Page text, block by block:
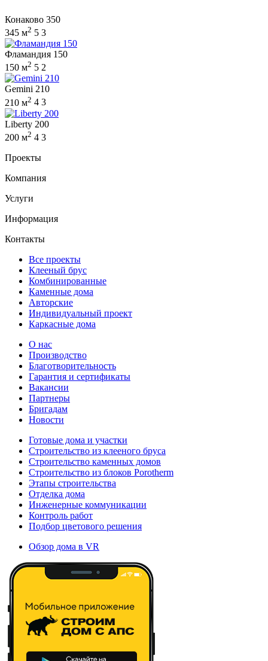
Конаково 350
345 м2 5 3
Фламандия 150
150 м2 5 2
Gemini 210
210 м2 4 3
Liberty 200
200 м2 4 3
Проекты
Компания
Услуги
Информация
Контакты
Все проекты
Клееный брус
Комбинированные
Каменные дома
Авторские
Индивидуальный проект
Каркасные дома
О нас
Производство
Благотворительность
Гарантия и сертификаты
Вакансии
Партнеры
Бригадам
Новости
Готовые дома и участки
Строительство из клееного бруса
Строительство каменных домов
Строительство из блоков Porotherm
Этапы строительства
Отделка дома
Инженерные коммуникации
Контроль работ
Подбор цветового решения
Обзор дома в VR